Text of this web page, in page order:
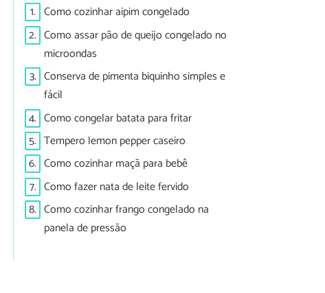
1. Como cozinhar aipim congelado
2. Como assar pão de queijo congelado no
microondas
3. Conserva de pimenta biquinho simples e
fácil
4. Como congelar batata para fritar
5. Tempero lemon pepper caseiro
6. Como cozinhar maçã para bebê
7. Como fazer nata de leite fervido
8. Como cozinhar frango congelado na
panela de pressão